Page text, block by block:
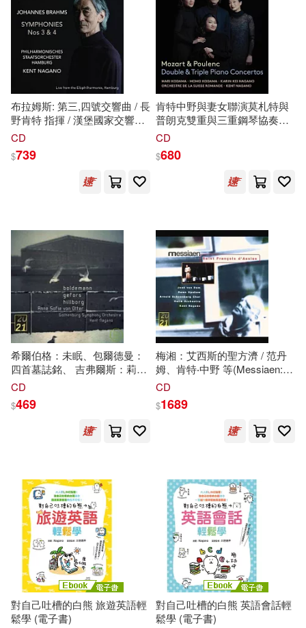
布拉姆斯: 第三,四號交響曲 / 長
野肯特 指揮 / 漢堡國家交響樂
團 (SACD)(Brahms:
Nagano
CD
$739
肯特中野與妻女聯演莫札特與
普朗克雙重與三重鋼琴協奏曲
(Mozart & Poulenc Double &
Nagano
CD
$680
希爾伯格：未眠、包爾德曼：
四首墓誌銘、 吉弗爾斯：莉蒂
亞之歌(Boldemann, Gefors,
/ Kent
CD
$469
梅湘：艾西斯的聖方濟 / 范丹
姆、肯特‧中野 等(Messiaen:
Saint Francois d’Assise / José
Arnold Schoenberg Chor, Hallé
Nagano)
CD
$1689
對自己吐槽的白熊 旅遊英語輕
鬆學 (電子書)
對自己吐槽的白熊 英語會話輕
鬆學 (電子書)